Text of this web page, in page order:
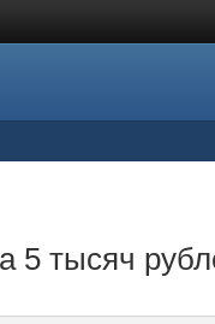
5 тысяч